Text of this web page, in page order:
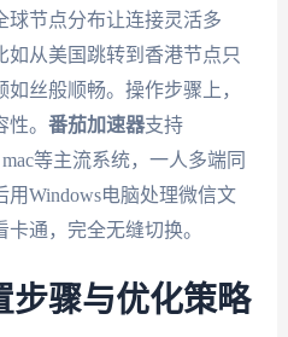
球节点分布让连接灵活多
如从美国跳转到香港节点只
丝般顺畅。操作步骤上，
。 番茄加速器支持
等主流系统，一人多端同
Windows电脑处理微信文
通，完全无缝切换。
步骤与优化策略